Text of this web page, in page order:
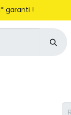
garanti !